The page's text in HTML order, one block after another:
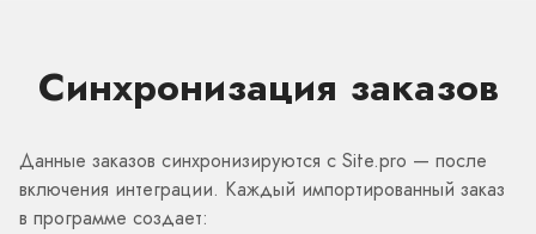
Синхронизация заказов
Данные заказов синхронизируются с Site.pro — после
включения интеграции. Каждый импортированный заказ
в программе создает: